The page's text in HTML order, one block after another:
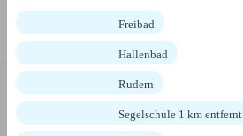
Freibad
Hallenbad
Rudern
Segelschule 1 km entfernt